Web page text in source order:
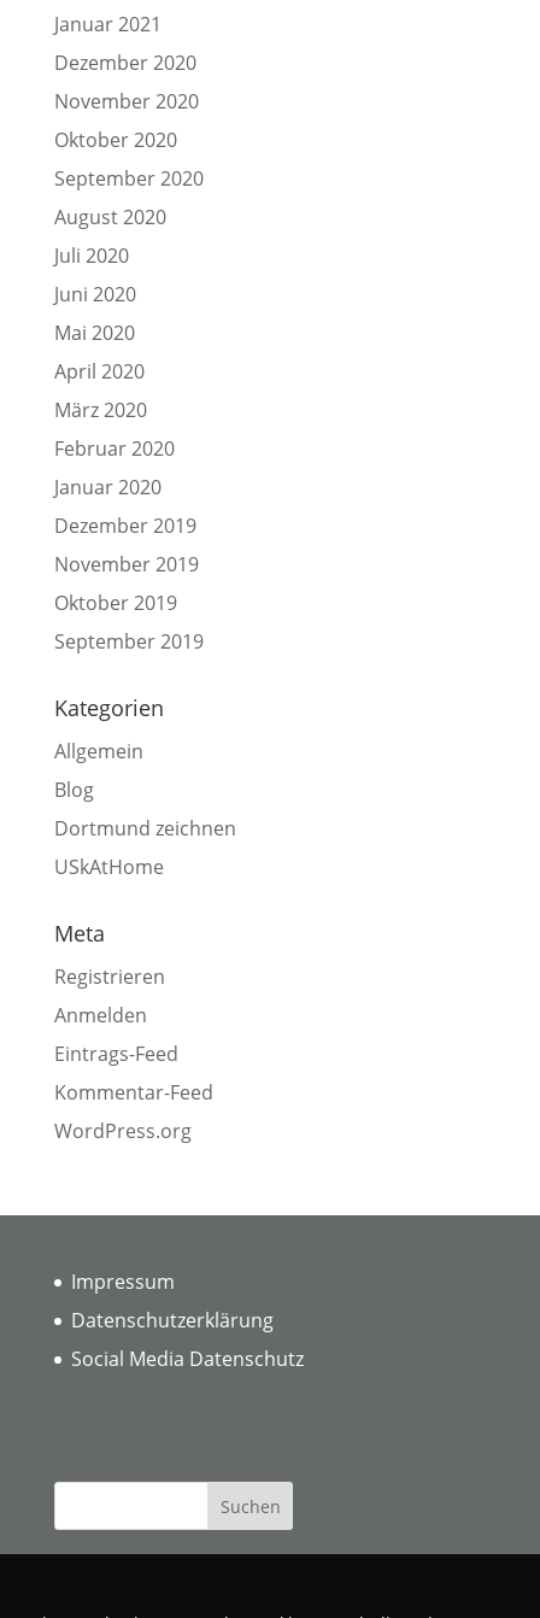
Januar 2021
Dezember 2020
November 2020
Oktober 2020
September 2020
August 2020
Juli 2020
Juni 2020
Mai 2020
April 2020
März 2020
Februar 2020
Januar 2020
Dezember 2019
November 2019
Oktober 2019
September 2019
Kategorien
Allgemein
Blog
Dortmund zeichnen
USkAtHome
Meta
Registrieren
Anmelden
Eintrags-Feed
Kommentar-Feed
WordPress.org
Impressum
Datenschutzerklärung
Social Media Datenschutz